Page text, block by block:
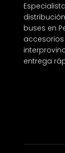
buses en
entrega